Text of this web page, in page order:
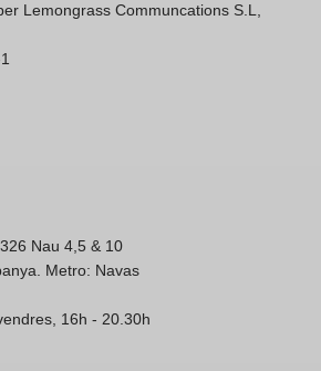
Lemongrass Communcations S.L,
Nau 4,5 & 10
Metro: Navas
16h - 20.30h